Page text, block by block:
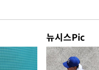
뉴시스Pic